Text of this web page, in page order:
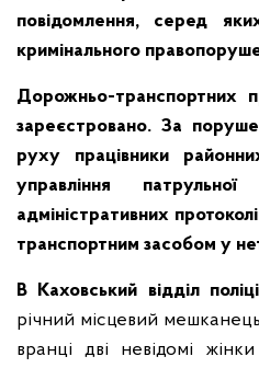
повідомлення, серед
кримінального
Дорожньо-транспортних
зареєстровано. За
руху працівники
управління
адміністративних
транспортним засобом у
В Каховський відділ
річний місцевий
вранці дві невідомі